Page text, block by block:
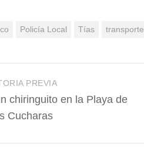
Policía Local Tías transporte
PREVIA
chiringuito en la Playa de
Cucharas